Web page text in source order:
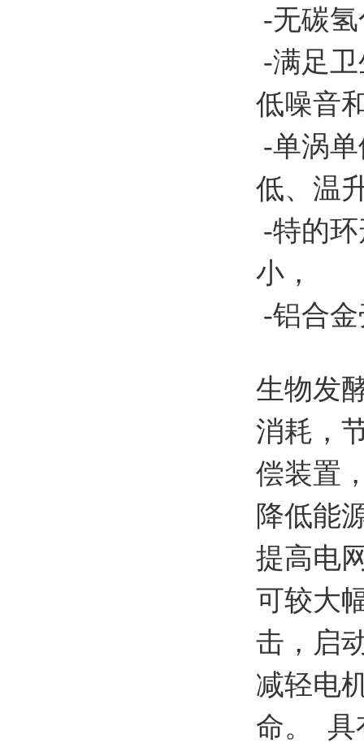
-无碳
-满足
低噪音
-单涡
低、温
-特的
小，
-铝合
生物发
消耗，
偿装置
降低能
提高电
可较大
击，启
减轻电
命。 具